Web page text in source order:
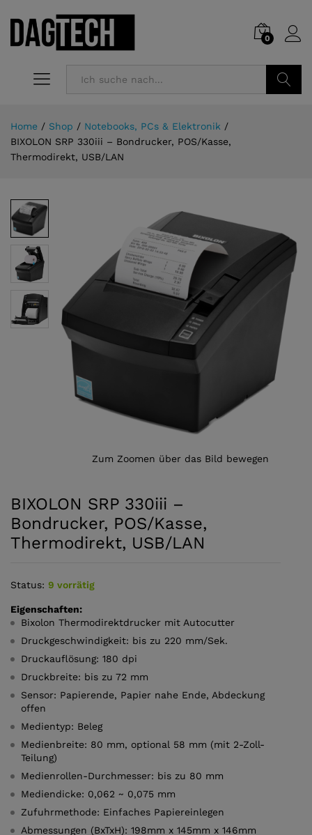
0
Home / Shop / Notebooks, PCs & Elektronik /
BIXOLON SRP 330iii – Bondrucker, POS/Kasse,
Thermodirekt, USB/LAN
Zum Zoomen über das Bild bewegen
BIXOLON SRP 330iii –
Bondrucker, POS/Kasse,
Thermodirekt, USB/LAN
Status: 9 vorrätig
Eigenschaften:
Bixolon Thermodirektdrucker mit Autocutter
Druckgeschwindigkeit: bis zu 220 mm/Sek.
Druckauflösung: 180 dpi
Druckbreite: bis zu 72 mm
Sensor: Papierende, Papier nahe Ende, Abdeckung
offen
Medientyp: Beleg
Medienbreite: 80 mm, optional 58 mm (mit 2-Zoll-
Teilung)
Medienrollen-Durchmesser: bis zu 80 mm
Mediendicke: 0,062 ~ 0,075 mm
Zufuhrmethode: Einfaches Papiereinlegen
Abmessungen (BxTxH): 198mm x 145mm x 146mm